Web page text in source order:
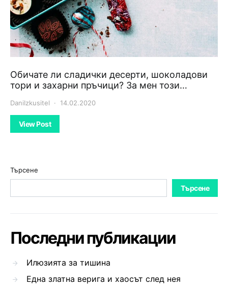
Обичате ли сладички десерти, шоколадови
тори и захарни пръчици? За мен този…
DaniIzkusitel 14.02.2020
View Post
Търсене
Търсене
Последни публикации
Илюзията за тишина
Една златна верига и хаосът след нея